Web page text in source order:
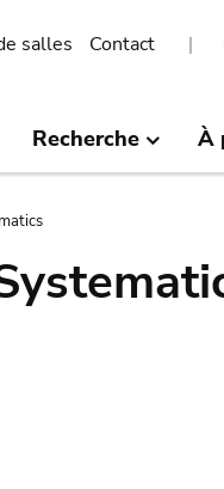
salles Contact
Recherche À